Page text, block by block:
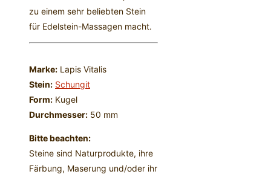
zu einem sehr beliebten Stein
für Edelstein-Massagen macht.
Marke: Lapis Vitalis
Stein: Schungit
Form: Kugel
Durchmesser: 50 mm
Bitte beachten:
Steine sind Naturprodukte, ihre
Färbung, Maserung und/oder ihr